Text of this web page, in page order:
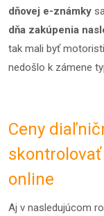
dňovej e-známky
dňa zakúpenia
tak mali byť
nedošlo k zámene
Ceny
online
Aj v nasledujúcom